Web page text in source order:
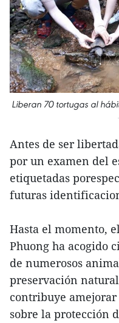
Liberan 70 tortugas al
Antes de ser
por un examen del
etiquetadas
futuras
Hasta el momento,
Phuong ha acogido
de numerosos
preservación
contribuye
sobre la protección